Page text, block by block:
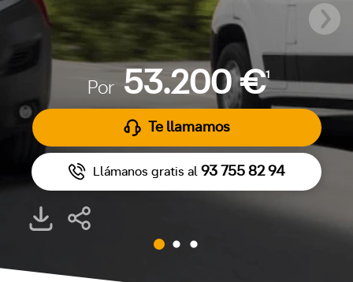
Por 53.200 €1
Te llamamos
Llámanos gratis al 93 755 82 94